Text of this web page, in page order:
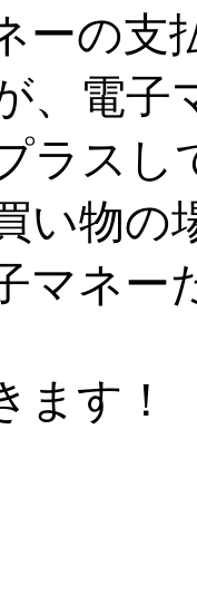
ーの
、電子
ラス
い物
マネ
す！